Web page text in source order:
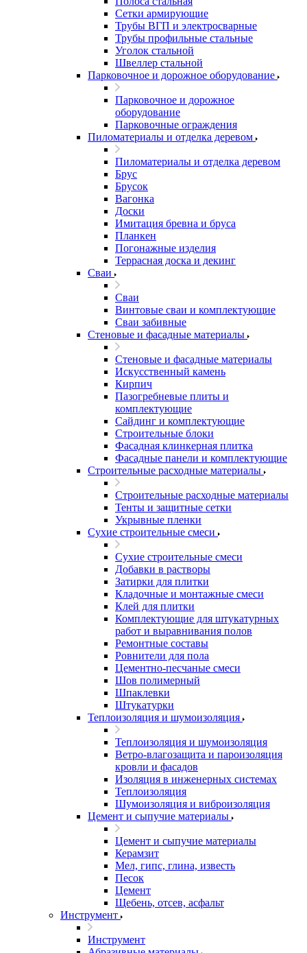
Сетки армирующие
Трубы ВГП и электросварные
Трубы профильные стальные
Уголок стальной
Швеллер стальной
Парковочное и дорожное оборудование
Парковочное и дорожное
оборудование
Парковочные ограждения
Пиломатериалы и отделка деревом
Пиломатериалы и отделка деревом
Брус
Брусок
Вагонка
Доски
Имитация бревна и бруса
Планкен
Погонажные изделия
Террасная доска и декинг
Сваи
Сваи
Винтовые сваи и комплектующие
Сваи забивные
Стеновые и фасадные материалы
Стеновые и фасадные материалы
Искусственный камень
Кирпич
Пазогребневые плиты и
комплектующие
Сайдинг и комплектующие
Строительные блоки
Фасадная клинкерная плитка
Фасадные панели и комплектующие
Строительные расходные материалы
Строительные расходные материалы
Тенты и защитные сетки
Укрывные пленки
Сухие строительные смеси
Сухие строительные смеси
Добавки в растворы
Затирки для плитки
Кладочные и монтажные смеси
Клей для плитки
Комплектующие для штукатурных
работ и выравнивания полов
Ремонтные составы
Ровнители для пола
Цементно-песчаные смеси
Шов полимерный
Шпаклевки
Штукатурки
Теплоизоляция и шумоизоляция
Теплоизоляция и шумоизоляция
Ветро-влагозащита и пароизоляция
кровли и фасадов
Изоляция в инженерных системах
Теплоизоляция
Шумоизоляция и виброизоляция
Цемент и сыпучие материалы
Цемент и сыпучие материалы
Керамзит
Мел, гипс, глина, известь
Песок
Цемент
Щебень, отсев, асфальт
Инструмент
Инструмент